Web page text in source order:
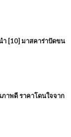
ำ [10] มาสคาร่าปัดขน
าพดี ราคาโดนใจจาก